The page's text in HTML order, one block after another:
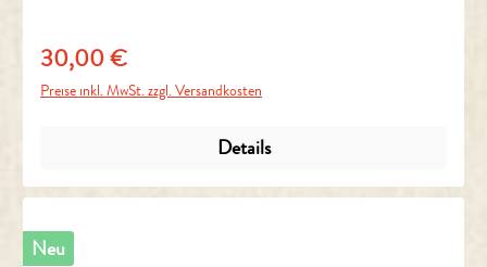
Regulärer Preis:
30,00 €
Preise inkl. MwSt. zzgl. Versandkosten
Details
Neu